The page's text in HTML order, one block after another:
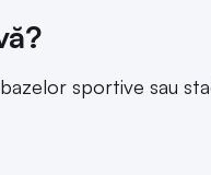
sportive sau